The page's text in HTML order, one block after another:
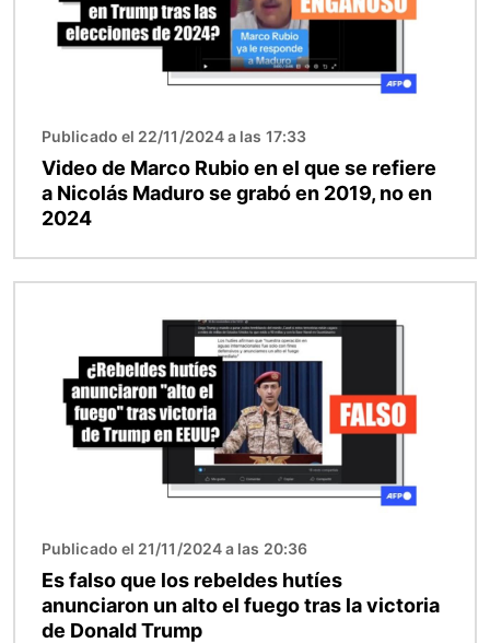
Publicado el 22/11/2024 a las 17:33
Video de Marco Rubio en el que se refiere
a Nicolás Maduro se grabó en 2019, no en
2024
Publicado el 21/11/2024 a las 20:36
Es falso que los rebeldes hutíes
anunciaron un alto el fuego tras la victoria
de Donald Trump